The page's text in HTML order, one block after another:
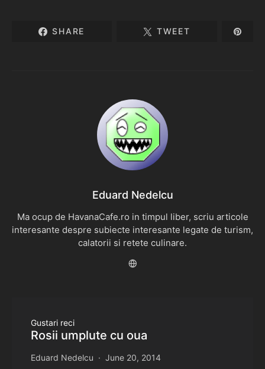
SHARE TWEET
Eduard Nedelcu
Ma ocup de HavanaCafe.ro in timpul liber, scriu articole
interesante despre subiecte interesante legate de turism,
calatorii si retete culinare.
Gustari reci
Rosii umplute cu oua
Eduard Nedelcu June 20, 2014